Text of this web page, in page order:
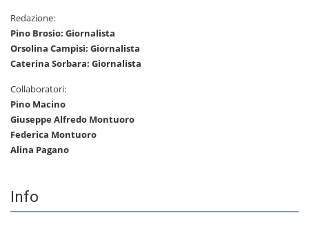
Redazione:
Pino Brosio: Giornalista
Orsolina Campisi: Giornalista
Caterina Sorbara: Giornalista
Collaboratori:
Pino Macino
Giuseppe Alfredo Montuoro
Federica Montuoro
Alina Pagano
Info